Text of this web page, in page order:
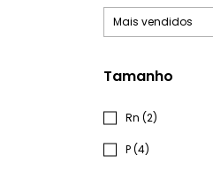
Tamanho
Rn (2)
P (4)